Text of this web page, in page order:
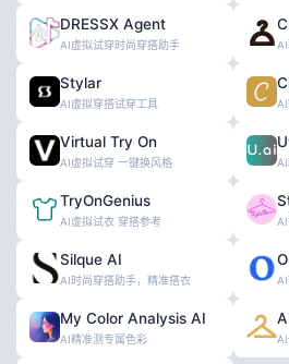
DRESSX Agent
AI虚拟试穿时尚穿搭助手
Stylar
AI虚拟穿搭试穿工具
Virtual Try On
AI虚拟试穿 一键换风格
TryOnGenius
AI虚拟试衣 穿搭参考
Silque AI
AI时尚穿搭助手，精准搭衣
My Color Analysis AI
AI精准测专属色彩